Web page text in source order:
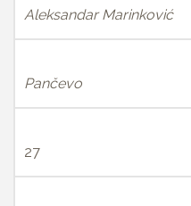
Aleksandar Marinković
Pančevo
27